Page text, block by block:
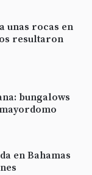
unas rocas en
resultaron
bungalows
en Bahamas